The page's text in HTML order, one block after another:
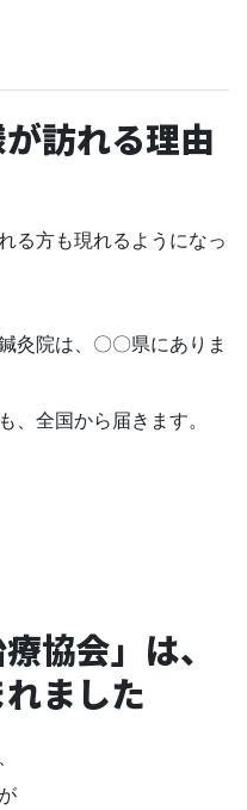
訪れる理由
る方も現れるようになっ
灸院は、〇〇県にありま
、全国から届きます。
協会」は、
ました